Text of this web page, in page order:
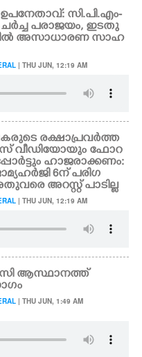
സി.പി.എം-
പരാജയം, ഇടതു
അസാധാരണ സാഹ
| THU JUN, 12:19 AM
രക്ഷാപ്രവർത്ത
വീഡിയോയും ഫോറ
ഹാജരാക്കണം:
6ന് പരിഗ
അറസ്റ്റ് പാടില്ല
| THU JUN, 12:19 AM
ആസ്ഥാനത്ത്
| THU JUN, 1:49 AM